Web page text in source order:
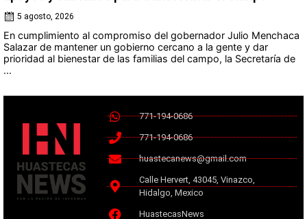
5 agosto, 2026
En cumplimiento al compromiso del gobernador Julio Menchaca
Salazar de mantener un gobierno cercano a la gente y dar
prioridad al bienestar de las familias del campo, la Secretaría de
...
771-194-0686
771-194-0686
huastecanews@gmail.com
Calle Hervert, 43045, Vinazco,
Hidalgo, Mexico
HuastecasNews